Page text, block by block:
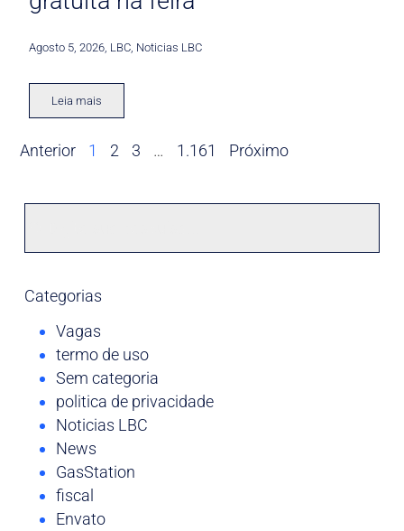
Agosto 5, 2026 LBC Noticias LBC
Leia mais
Anterior 1 2 3 … 1.161 Próximo
Categorias
Vagas
termo de uso
Sem categoria
politica de privacidade
Noticias LBC
News
GasStation
fiscal
Envato